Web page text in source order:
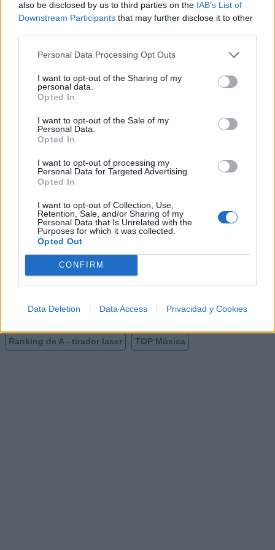
also be disclosed by us to third parties on the IAB’s List of
Downstream Participants that may further disclose it to other
Personal Data Processing Opt Outs
I want to opt-out of the Sharing of my
personal data.
Opted In
I want to opt-out of the Sale of my
Personal Data.
Opted In
I want to opt-out of processing my
Personal Data for Targeted Advertising.
Opted In
I want to opt-out of Collection, Use,
Retention, Sale, and/or Sharing of my
Personal Data that Is Unrelated with the
Purposes for which it was collected.
Opted Out
CONFIRM
Data Deletion Data Access Privacidad y Cookies
Ver todas sus letras por orden alfabético
Añadir Letra
Biografía de A - tirador laser
Argentina
Ranking de A - tirador laser
A - tirador laser
apoyados y visitados de esta semana.
¿Apoyar a A - tirador laser?
Ranking de A - tirador laser TOP Música